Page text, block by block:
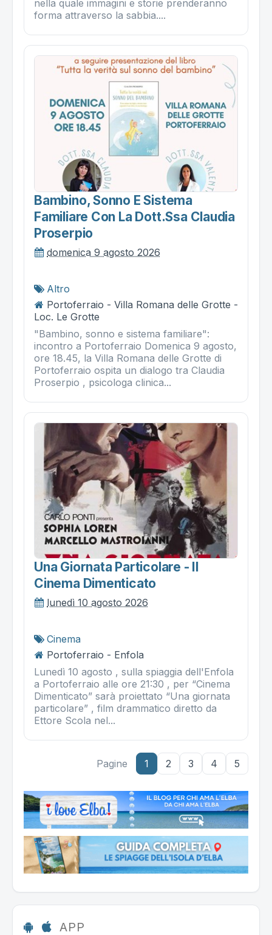
nella quale immagini e storie prenderanno
forma attraverso la sabbia....
Bambino, Sonno E Sistema
Familiare Con La Dott.ssa Claudia
Proserpio
domenica 9 agosto 2026
Altro
Portoferraio - Villa Romana delle Grotte -
Loc. Le Grotte
"Bambino, sonno e sistema familiare":
incontro a Portoferraio Domenica 9 agosto,
ore 18.45, la Villa Romana delle Grotte di
Portoferraio ospita un dialogo tra Claudia
Proserpio , psicologa clinica...
Una Giornata Particolare - Il
Cinema Dimenticato
lunedì 10 agosto 2026
Cinema
Portoferraio - Enfola
Lunedì 10 agosto , sulla spiaggia dell'Enfola
a Portoferraio alle ore 21:30 , per “Cinema
Dimenticato” sarà proiettato “Una giornata
particolare” , film drammatico diretto da
Ettore Scola nel...
Pagine 1 2 3 4 5
APP